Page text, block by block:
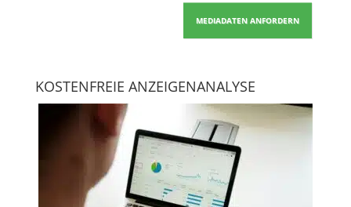
MEDIADATEN ANFORDERN
KOSTENFREIE ANZEIGENANALYSE